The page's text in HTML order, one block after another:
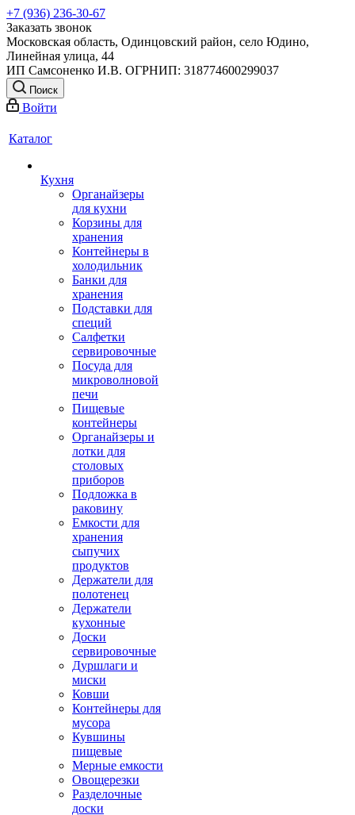
+7 (936) 236-30-67
Заказать звонок
Московская область, Одинцовский район, село Юдино,
Линейная улица, 44
ИП Самсоненко И.В. ОГРНИП: 318774600299037
Поиск
Войти
Каталог
Кухня
Органайзеры
для кухни
Корзины для
хранения
Контейнеры в
холодильник
Банки для
хранения
Подставки для
специй
Салфетки
сервировочные
Посуда для
микроволновой
печи
Пищевые
контейнеры
Органайзеры и
лотки для
столовых
приборов
Подложка в
раковину
Емкости для
хранения
сыпучих
продуктов
Держатели для
полотенец
Держатели
кухонные
Доски
сервировочные
Дуршлаги и
миски
Ковши
Контейнеры для
мусора
Кувшины
пищевые
Мерные емкости
Овощерезки
Разделочные
доски